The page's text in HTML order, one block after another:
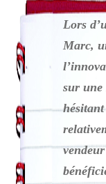
Lors
Marc,
sur une